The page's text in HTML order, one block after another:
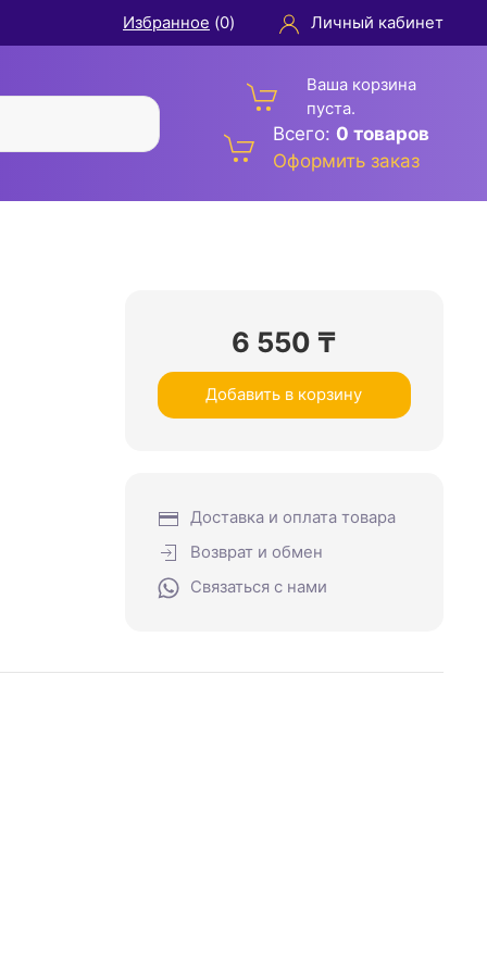
Избранное (0) Личный кабинет
Ваша корзина
пуста.
Всего: 0 товаров
Оформить заказ
6 550 ₸
Добавить в корзину
Доставка и оплата товара
Возврат и обмен
Связаться с нами